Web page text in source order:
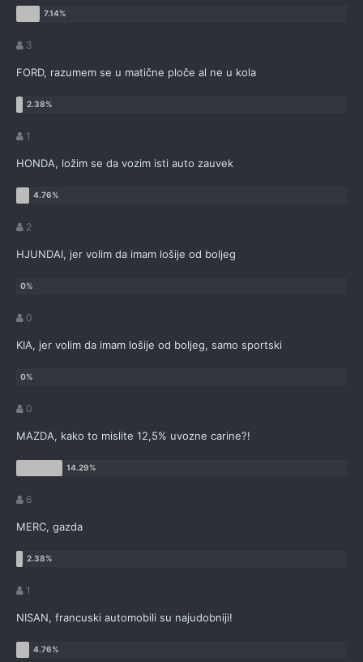
3
FORD, razumem se u matične ploče al ne u kola
1
HONDA, ložim se da vozim isti auto zauvek
2
HJUNDAI, jer volim da imam lošije od boljeg
0
KIA, jer volim da imam lošije od boljeg, samo sportski
0
MAZDA, kako to mislite 12,5% uvozne carine?!
6
MERC, gazda
1
NISAN, francuski automobili su najudobniji!